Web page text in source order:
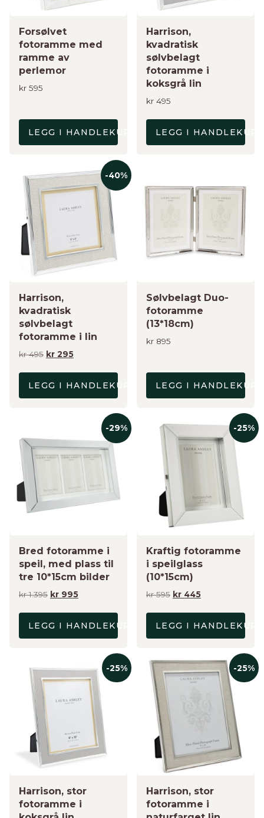
Forsølvet
fotoramme med
ramme av
perlemor
kr 595
LEGG I HANDLEKURV
Harrison,
kvadratisk
sølvbelagt
fotoramme i
koksgrå lin
kr 495
LEGG I HANDLEKURV
-40%
Harrison,
kvadratisk
sølvbelagt
fotoramme i lin
kr495 Opprinnelig
kr 495.
kr 295Nåværende
kr 295.
LEGG I HANDLEKURV
Sølvbelagt Duo-
fotoramme
(13*18cm)
kr 895
LEGG I HANDLEKURV
-29%
Bred fotoramme i
speil, med plass til
tre 10*15cm bilder
kr1.395 Opprinnelig
kr 1.395.
kr 995Nåværende
kr 995.
LEGG I HANDLEKURV
-25%
Kraftig fotoramme
i speilglass
(10*15cm)
kr595 Opprinnelig
kr 595.
kr 445Nåværende
kr 445.
LEGG I HANDLEKURV
-25%
Harrison, stor
fotoramme i
-25%
Harrison, stor
fotoramme i